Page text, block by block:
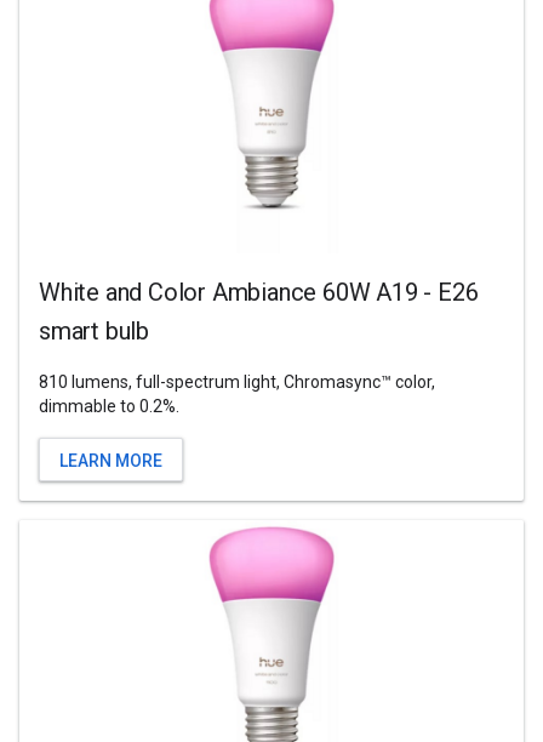
White and Color Ambiance 60W A19 - E26
smart bulb
810 lumens, full-spectrum light, Chromasync™ color,
dimmable to 0.2%.
LEARN MORE